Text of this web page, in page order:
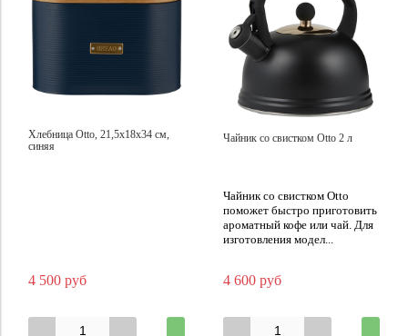
Хлебница Otto, 21,5х18х34 см,
синяя
4 500 руб
Чайник со свистком Otto 2 л
Чайник со свистком Otto
поможет быстро приготовить
ароматный кофе или чай. Для
изготовления модел...
4 600 руб